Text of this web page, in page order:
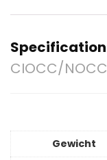
CIOCC/
Gewicht